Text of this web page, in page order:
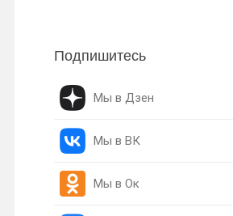
Подпишитесь
Мы в Дзен
Мы в ВК
Мы в Ок